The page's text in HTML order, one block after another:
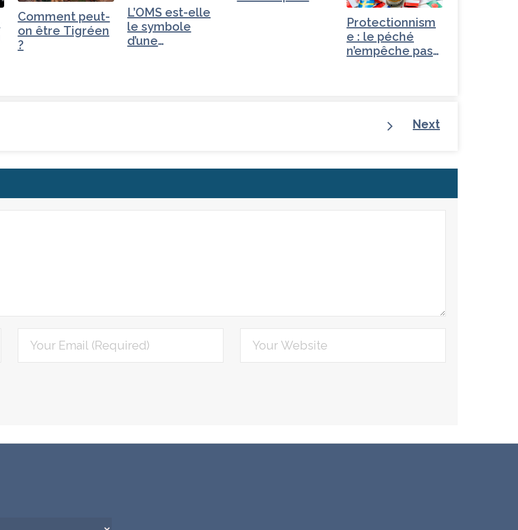
Comment peut-
on être Tigréen
?
L’OMS est-elle
le symbole
d’une
Protectionnism
e : le péché
n’empêche pas
Next